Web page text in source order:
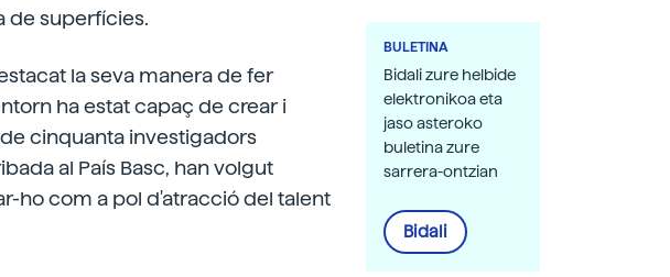
de superfícies.
la seva manera de fer
ha estat capaç de crear i
cinquanta investigadors
al País Basc, han volgut
ho com a pol d'atracció del talent
BULETINA
Bidali zure helbide
elektronikoa eta
jaso asteroko
buletina zure
sarrera-ontzian
Bidali